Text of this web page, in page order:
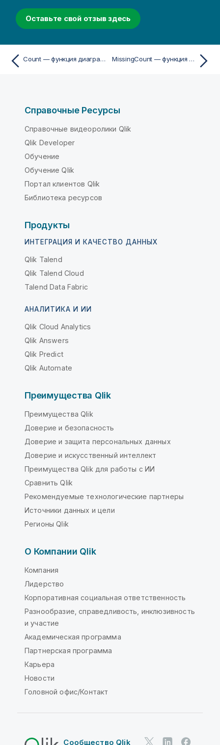
Оставьте свой отзыв здесь
Count — функция диаграммы MissingCount — функция диаграммы
Справочные Ресурсы
Справочные видеоролики Qlik
Qlik Developer
Обучение
Обучение Qlik
Портал клиентов Qlik
Библиотека ресурсов
Продукты
ИНТЕГРАЦИЯ И КАЧЕСТВО ДАННЫХ
Qlik Talend
Qlik Talend Cloud
Talend Data Fabric
АНАЛИТИКА И ИИ
Qlik Cloud Analytics
Qlik Answers
Qlik Predict
Qlik Automate
Преимущества Qlik
Преимущества Qlik
Доверие и безопасность
Доверие и защита персональных данных
Доверие и искусственный интеллект
Преимущества Qlik для работы с ИИ
Сравнить Qlik
Рекомендуемые технологические партнеры
Источники данных и цели
Регионы Qlik
О Компании Qlik
Компания
Лидерство
Корпоративная социальная ответственность
Разнообразие, справедливость, инклюзивность
и участие
Академическая программа
Партнерская программа
Карьера
Новости
Головной офис/Контакт
Сообщество Qlik